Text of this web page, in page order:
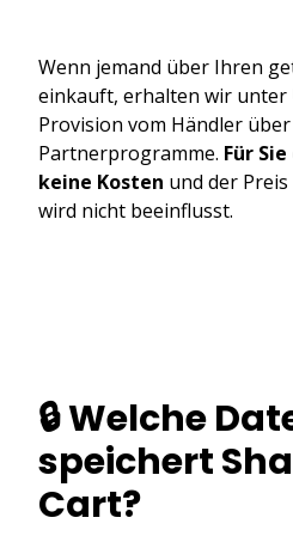
Wenn jemand über Ihren
einkauft, erhalten wir unter
Provision vom Händler
Partnerprogramme. Für
keine Kosten und der
wird nicht beeinflusst.
🔒 Welche
speichert
Cart?